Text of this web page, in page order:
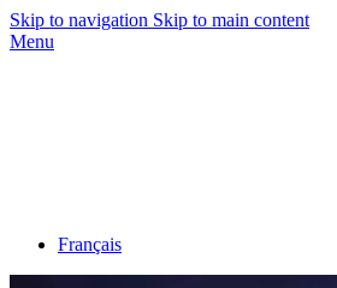
Skip to navigation Skip to main content
Menu
Français